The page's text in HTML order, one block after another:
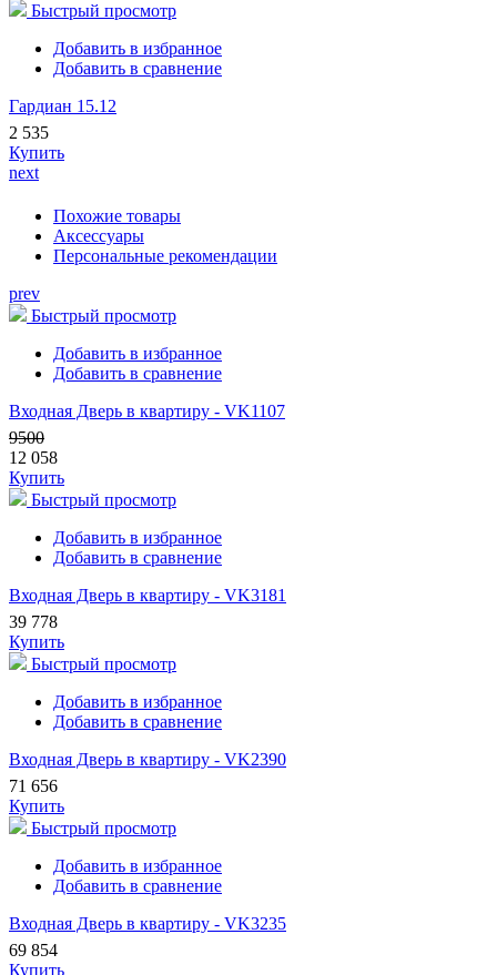
Быстрый просмотр
Добавить в избранное
Добавить в сравнение
Гардиан 15.12
2 535
Купить
next
Похожие товары
Аксессуары
Персональные рекомендации
prev
Быстрый просмотр
Добавить в избранное
Добавить в сравнение
Входная Дверь в квартиру - VK1107
9500
12 058
Купить
Быстрый просмотр
Добавить в избранное
Добавить в сравнение
Входная Дверь в квартиру - VK3181
39 778
Купить
Быстрый просмотр
Добавить в избранное
Добавить в сравнение
Входная Дверь в квартиру - VK2390
71 656
Купить
Быстрый просмотр
Добавить в избранное
Добавить в сравнение
Входная Дверь в квартиру - VK3235
69 854
Купить